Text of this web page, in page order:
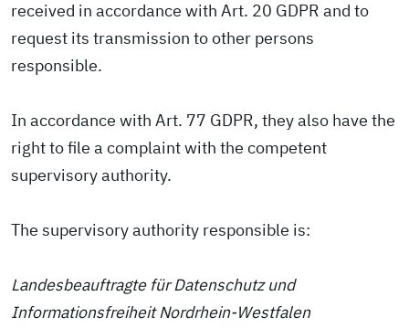
received in accordance with Art. 20 GDPR and to
request its transmission to other persons
responsible.
In accordance with Art. 77 GDPR, they also have the
right to file a complaint with the competent
supervisory authority.
The supervisory authority responsible is:
Landesbeauftragte für Datenschutz und
Informationsfreiheit Nordrhein-Westfalen